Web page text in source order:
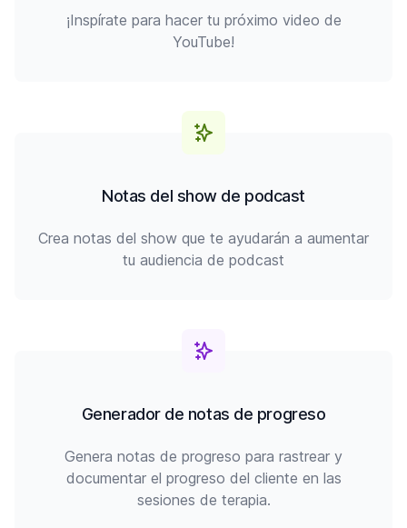
¡Inspírate para hacer tu próximo video de
YouTube!
Notas del show de podcast
Crea notas del show que te ayudarán a aumentar
tu audiencia de podcast
Generador de notas de progreso
Genera notas de progreso para rastrear y
documentar el progreso del cliente en las
sesiones de terapia.